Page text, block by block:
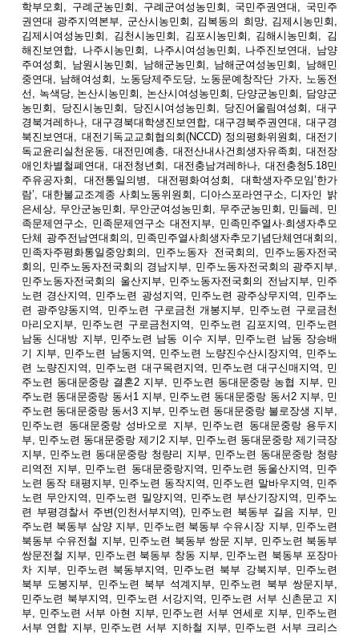
학부모회, 구례군농민회, 구례군여성농민회, 국민주권연대, 국민주
권연대 광주지역본부, 군산시농민회, 김복동의 희망, 김제시농민회,
김제시여성농민회, 김천시농민회, 김포시농민회, 김해시농민회, 김
해진보연합, 나주시농민회, 나주시여성농민회, 나주진보연대, 남양
주여성회, 남원시농민회, 남해군농민회, 남해군여성농민회, 남해민
중연대, 남해여성회, 노동당제주도당, 노동문예창작단 가자, 노동전
선, 녹색당, 논산시농민회, 논산시여성농민회, 단양군농민회, 담양군
농민회, 당진시농민회, 당진시여성농민회, 당진어울림여성회, 대구
경북겨레하나, 대구경북대학생진보연합, 대구경북주권연대, 대구경
북진보연대, 대전기독교교회협의회(NCCD) 정의평화위원회, 대전기
독교윤리실천운동, 대전민예총, 대전산내사건희생자유족회, 대전장
애인차별철폐연대, 대전청년회, 대전충남겨레하나, 대전충청5.18민
주유공자회, 대전통일의병, 대전평화여성회, 대학생자주모임’한가
람’, 대한불교조계종 사회노동위원회, 디아스포라연구소, 디자인 밝
은세상, 무안군농민회, 무안군여성농민회, 무주군농민회, 민들레, 민
족문제연구소, 민족문제연구소 대전지부, 민족민주열사·희생자추모
단체 광주전남연대회의, 민족민주열사희생자추모기념단체연대회의,
민족자주평화통일중앙회의, 민주노동자 전국회의, 민주노동자전국
회의, 민주노동자전국회의 경남지부, 민주노동자전국회의 광주지부,
민주노동자전국회의 울산지부, 민주노동자전국회의 전남지부, 민주
노련 경산지역, 민주노련 광성지역, 민주노련 광주상무지역, 민주노
련 광주양동지역, 민주노련 구로금천 개봉지부, 민주노련 구로금천
마리오지부, 민주노련 구로금천지역, 민주노련 김포지역, 민주노련
남동 신대방 지부, 민주노련 남동 이수 지부, 민주노련 남동 장승배
기 지부, 민주노련 남동지역, 민주노련 노량진수산시장지역, 민주노
련 노량진지역, 민주노련 대구목련지역, 민주노련 대구신매지역, 민
주노련 동대문중랑 결혼2 지부, 민주노련 동대문중랑 농협 지부, 민
주노련 동대문중랑 동서1 지부, 민주노련 동대문중랑 동서2 지부, 민
주노련 동대문중랑 동서3 지부, 민주노련 동대문중랑 불로장생 지부,
민주노련 동대문중랑 성바오로 지부, 민주노련 동대문중랑 용두지
부, 민주노련 동대문중랑 제기2 지부, 민주노련 동대문중랑 제기극장
지부, 민주노련 동대문중랑 청량리 지부, 민주노련 동대문중랑 청량
리역전 지부, 민주노련 동대문중랑지역, 민주노련 동울산지역, 민주
노련 동작 태평지부, 민주노련 동작지역, 민주노련 말바우지역, 민주
노련 무안지역, 민주노련 밀양지역, 민주노련 부산기장지역, 민주노
련 부평경찰서 주변(인천서부지역), 민주노련 북동부 길음 지부, 민
주노련 북동부 삼양 지부, 민주노련 북동부 수유시장 지부, 민주노련
북동부 수유전철 지부, 민주노련 북동부 쌍문 지부, 민주노련 북동부
쌍문전철 지부, 민주노련 북동부 창동 지부, 민주노련 북동부 포장마
차 지부, 민주노련 북동부지역, 민주노련 북부 강북지부, 민주노련
북부 도봉지부, 민주노련 북부 석계지부, 민주노련 북부 쌍문지부,
민주노련 북부지역, 민주노련 서강지역, 민주노련 서부 신촌문고 지
부, 민주노련 서부 아현 지부, 민주노련 서부 연세로 지부, 민주노련
서부 연합 지부, 민주노련 서부 지하철 지부, 민주노련 서부 크리스